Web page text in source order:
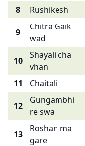
8 Rushikesh
9
Chitra Gaik
wad
10
Shayali cha
vhan
11 Chaitali
12
Gungambhi
re swa
13
Roshan ma
gare